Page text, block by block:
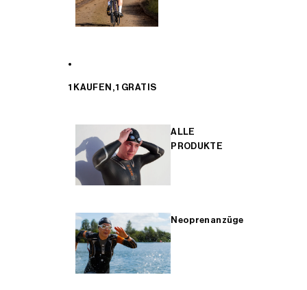
1 KAUFEN, 1 GRATIS
ALLE
PRODUKTE
Neoprenanzüge